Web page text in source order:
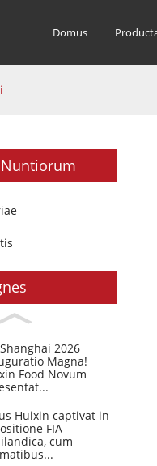
Domus
Shanghai 2026
Magna!
Food Novum
Huixin captivat in
FIA
cum